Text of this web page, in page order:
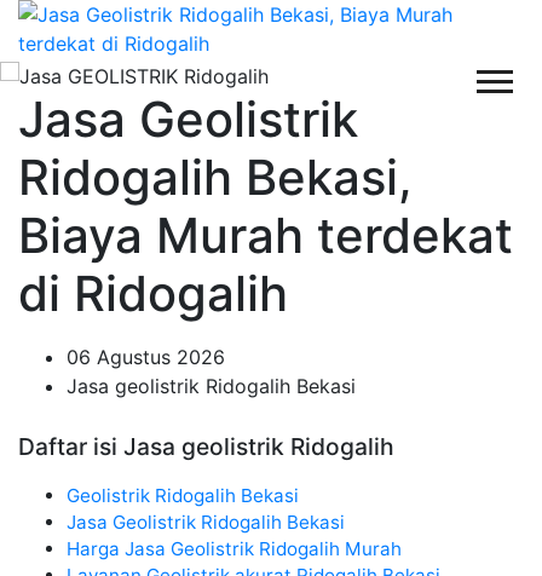
Jasa Geolistrik
Ridogalih Bekasi,
Biaya Murah terdekat
di Ridogalih
06 Agustus 2026
Jasa geolistrik Ridogalih Bekasi
Daftar isi Jasa geolistrik Ridogalih
Geolistrik Ridogalih Bekasi
Jasa Geolistrik Ridogalih Bekasi
Harga Jasa Geolistrik Ridogalih Murah